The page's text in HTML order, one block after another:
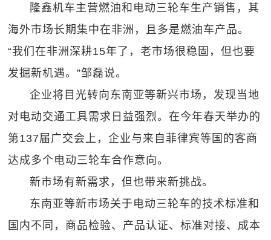
隆鑫机车主营燃油和电动三轮车生产销售，其
海外市场长期集中在非洲，且多是燃油车产品。
“我们在非洲深耕15年了，老市场很稳固，但也要
发掘新机遇。”邹磊说。
企业将目光转向东南亚等新兴市场，发现当地
对电动交通工具需求日益强烈。在今年春天举办的
第137届广交会上，企业与来自菲律宾等国的客商
达成多个电动三轮车合作意向。
新市场有新需求，但也带来新挑战。
东南亚等新市场关于电动三轮车的技术标准和
国内不同，商品检验、产品认证、标准对接、成本